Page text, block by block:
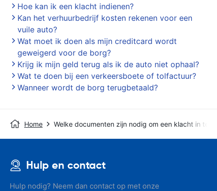
Hoe kan ik een klacht indienen?
Kan het verhuurbedrijf kosten rekenen voor een
vuile auto?
Wat moet ik doen als mijn creditcard wordt
geweigerd voor de borg?
Krijg ik mijn geld terug als ik de auto niet ophaal?
Wat te doen bij een verkeersboete of tolfactuur?
Wanneer wordt de borg terugbetaald?
Home Welke documenten zijn nodig om een klacht in te
Hulp en contact
Hulp nodig? Neem dan contact op met onze